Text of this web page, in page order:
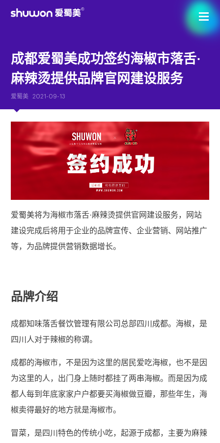
成都爱蜀美成功签约海椒市落舌·
麻辣烫提供品牌官网建设服务
爱蜀美 2021-09-13
爱蜀美将为海椒市落舌·麻辣烫提供官网建设服务，网站
建设完成后将用于企业的品牌宣传、企业营销、网站推广
等，为品牌提供营销数据增长。
品牌介绍
成都知味落舌餐饮管理有限公司总部四川成都。海椒，是
四川人对于辣椒的称谓。
成都的海椒市，不是因为这里的居民爱吃海椒，也不是因
为这里的人，出门身上随时都挂了两串海椒。而是因为成
都人每到年底家家户户都要买海椒做豆瓣，那些年生，海
椒卖得最好的地方就是海椒市。
冒菜，是四川特色的传统小吃，起源于成都，主要为麻辣